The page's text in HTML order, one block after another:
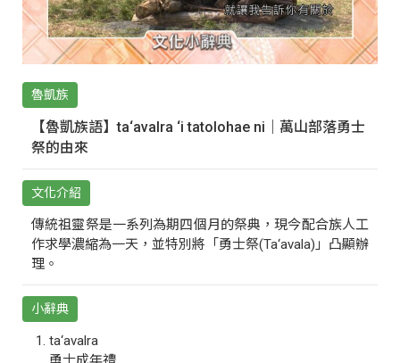
魯凱族
【魯凱族語】ta‘avalra ‘i tatolohae ni｜萬山部落勇士
祭的由來
文化介紹
傳統祖靈祭是一系列為期四個月的祭典，現今配合族人工
作求學濃縮為一天，並特別將「勇士祭(Ta‘avala)」凸顯辦
理。
小辭典
ta‘avalra